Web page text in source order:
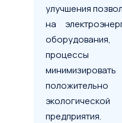
улучшения
на
процессы
предприятия.